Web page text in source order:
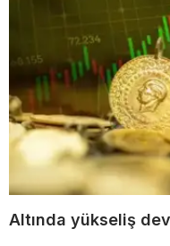
Altında yükseliş